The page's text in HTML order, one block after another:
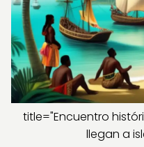
title="Encuentro
llegan a